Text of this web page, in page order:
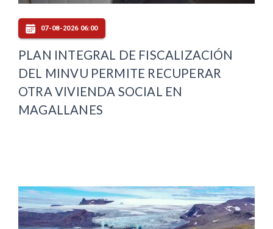
07-08-2026 06:00
PLAN INTEGRAL DE FISCALIZACIÓN
DEL MINVU PERMITE RECUPERAR
OTRA VIVIENDA SOCIAL EN
MAGALLANES